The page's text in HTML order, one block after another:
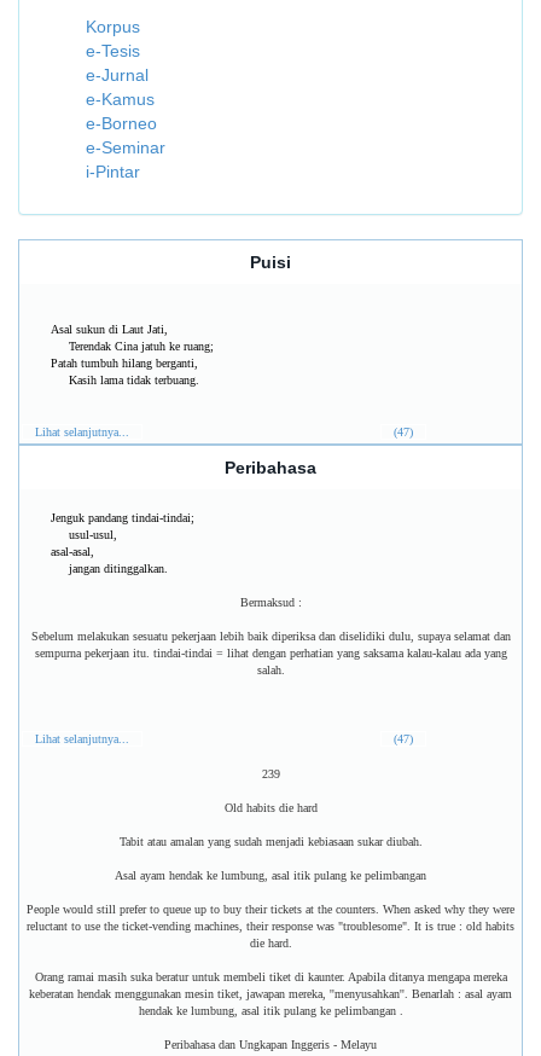
Korpus
e-Tesis
e-Jurnal
e-Kamus
e-Borneo
e-Seminar
i-Pintar
Puisi
Asal sukun di Laut Jati,
Terendak Cina jatuh ke ruang;
Patah tumbuh hilang berganti,
Kasih lama tidak terbuang.
Lihat selanjutnya... (47)
Peribahasa
Jenguk pandang tindai-tindai;
usul-usul,
asal-asal,
jangan ditinggalkan.
Bermaksud :
Sebelum melakukan sesuatu pekerjaan lebih baik diperiksa dan diselidiki dulu, supaya selamat dan
sempurna pekerjaan itu. tindai-tindai = lihat dengan perhatian yang saksama kalau-kalau ada yang
salah.
Lihat selanjutnya... (47)
239
Old habits die hard
Tabit atau amalan yang sudah menjadi kebiasaan sukar diubah.
Asal ayam hendak ke lumbung, asal itik pulang ke pelimbangan
People would still prefer to queue up to buy their tickets at the counters. When asked why they were
reluctant to use the ticket-vending machines, their response was "troublesome". It is true : old habits
die hard.
Orang ramai masih suka beratur untuk membeli tiket di kaunter. Apabila ditanya mengapa mereka
keberatan hendak menggunakan mesin tiket, jawapan mereka, ''menyusahkan''. Benarlah : asal ayam
hendak ke lumbung, asal itik pulang ke pelimbangan .
Peribahasa dan Ungkapan Inggeris - Melayu